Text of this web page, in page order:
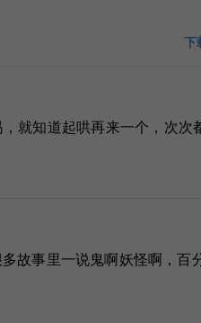
下
就知道起哄再来一个，次次
故事里一说鬼啊妖怪啊，百